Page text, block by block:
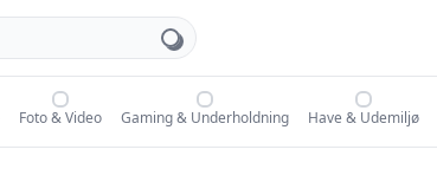
Foto & Video Gaming & Underholdning Have & Udemiljø